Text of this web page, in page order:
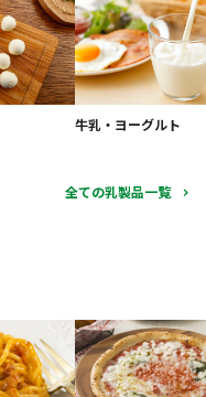
牛乳・ヨーグルト
全ての乳製品一覧